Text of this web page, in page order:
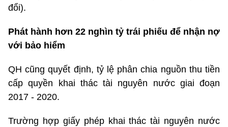
đổi).
Phát hành hơn 22 nghìn tỷ trái phiếu để nhận nợ
với bảo hiểm
QH cũng quyết định, tỷ lệ phân chia nguồn thu tiền
cấp quyền khai thác tài nguyên nước giai đoạn
2017 - 2020.
Trường hợp giấy phép khai thác tài nguyên nước